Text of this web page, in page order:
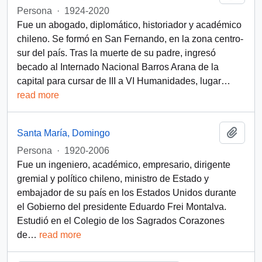
Persona
· 1924-2020
Fue un abogado, diplomático, historiador y académico
chileno. Se formó en San Fernando, en la zona centro-
sur del país. Tras la muerte de su padre, ingresó
becado al Internado Nacional Barros Arana de la
capital para cursar de III a VI Humanidades, lugar…
read more
Santa María, Domingo
Persona
· 1920-2006
Fue un ingeniero, académico, empresario, dirigente
gremial y político chileno, ministro de Estado y
embajador de su país en los Estados Unidos durante
el Gobierno del presidente Eduardo Frei Montalva.
Estudió en el Colegio de los Sagrados Corazones
de… read more